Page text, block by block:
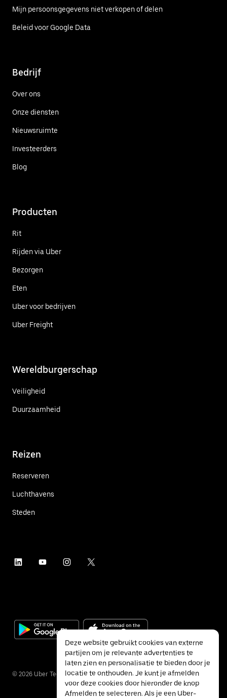
Mijn persoonsgegevens niet verkopen of delen
Beleid voor Google Data
Bedrijf
Over ons
Onze diensten
Nieuwsruimte
Investeerders
Blog
Producten
Rit
Rijden via Uber
Bezorgen
Eten
Uber voor bedrijven
Uber Freight
Wereldburgerschap
Veiligheid
Duurzaamheid
Reizen
Reserveren
Luchthavens
Steden
© 2026 Uber Technologies Inc.
Deze website gebruikt cookies van externe
partijen om je relevante advertenties te
laten zien en personalisatie te bieden door je
locatie te onthouden. Je kunt je afmelden
voor deze cookies door hieronder de knop
Afmelden te selecteren. Als je een Uber-